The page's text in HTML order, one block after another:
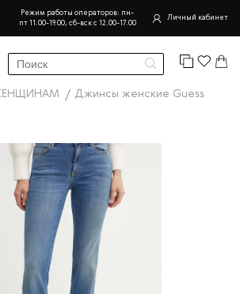
Режим работы операторов: пн-
пт 11.00-19.00, сб-вск с 12.00-17.00
Личный кабинет
Джинсы женские Guess